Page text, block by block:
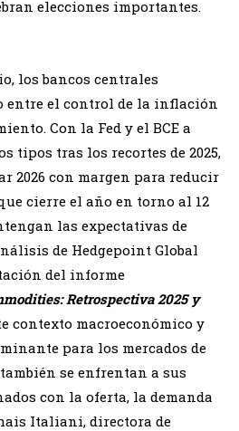
elecciones importantes.
los bancos centrales
entre el control de la inflación
Con la Fed y el BCE a
tipos tras los recortes de 2025,
2026 con margen para reducir
cierre el año en torno al 12
las expectativas de
de Hedgepoint Global
del informe
Retrospectiva 2025 y
contexto macroeconómico y
para los mercados de
se enfrentan a sus
con la oferta, la demanda
Italiani, directora de